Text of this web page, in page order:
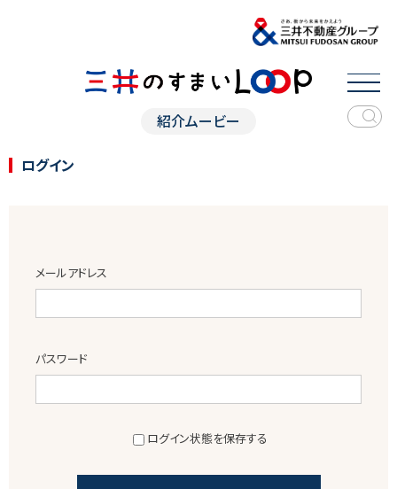
紹介ムービー
ログイン
メールアドレス
パスワード
ログイン状態を保存する